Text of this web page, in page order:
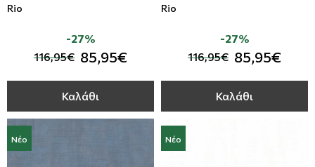
Rio
116,95€ 85,95€
-27%
Καλάθι
Rio
116,95€ 85,95€
-27%
Καλάθι
Νέο Νέο